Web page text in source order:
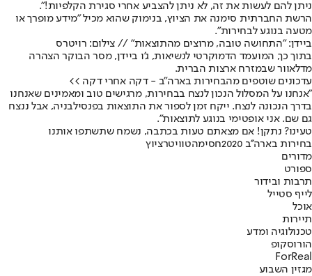
ניתן להם לעשות את זה, לא ניתן להצביע אחרי סגירת הקלפיות!".
הרשת החברתית סימנה את הציוץ, בנימוק שהוא מכיל "מידע מופרך או
מטעה בנוגע לבחירות".
ביידן: ״התחושה טובה, מרוצים מהתוצאות״ // צילום: רויטרס
בתוך כך, המועמד הדמוקרטי לנשיאות, ג'ו ביידן, מסר הבוקר הצהרה
מדלאוור שבמזרח ארצות הברית.
עדכונים שוטפים מהבחירות בארה"ב - דקה אחרי דקה >>
"אנחנו על המסלול הנכון לנצח בבחירות, מרגישים טוב ומאמינים שאנחנו
בדרך הנכונה לנצח. ייקח זמן לספור את התוצאות בפנסילבניה, אבל ננצח
גם שם. אני אופטימי בנוגע לתוצאות".
טעינו? נתקן! אם מצאתם טעות בכתבה, נשמח שתשתפו אותנו
בחירות בארה''ב 2020
חסימהטוויטרציוץ
מדורים
ספורט
תרבות ובידור
לייף סטייל
אוכל
תיירות
טכנולוגיה ומדע
הורוסקופ
ForReal
מגזין השבוע